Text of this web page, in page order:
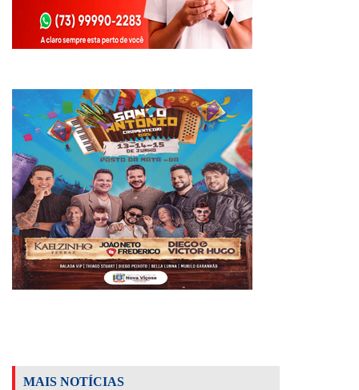
MAIS NOTÍCIAS